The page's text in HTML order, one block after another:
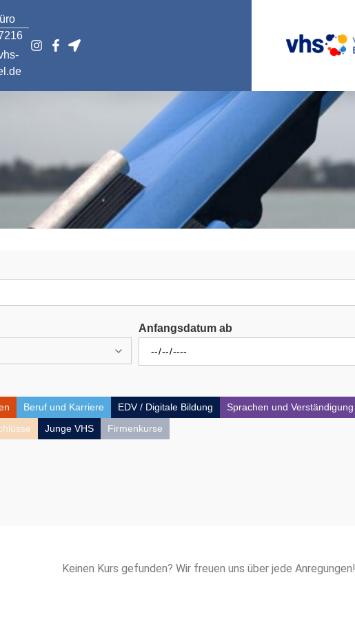
Anfangsdatum ab
Beruf und Karriere EDV / Digitale Bildung Sprachen und Verständigung
Junge VHS Firmenkurse
Keinen Kurs gefunden? Wir freuen uns über jede Anregungen!